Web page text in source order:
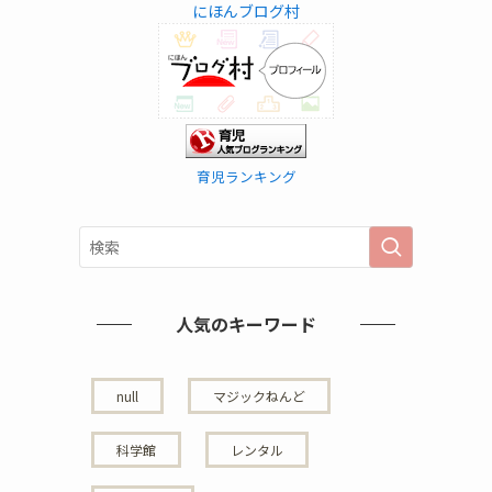
にほんブログ村
育児ランキング
人気のキーワード
null マジックねんど
科学館 レンタル